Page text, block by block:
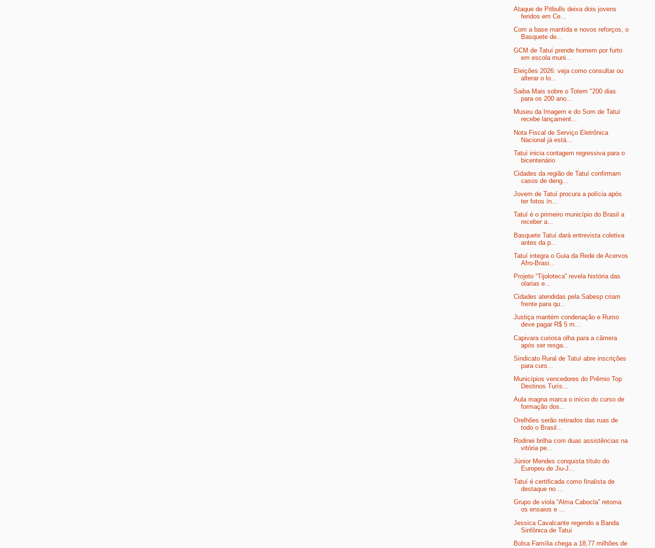
Ataque de Pitbulls deixa dois jovens
feridos em Ce...
Com a base mantida e novos reforços, o
Basquete de...
GCM de Tatuí prende homem por furto
em escola muni...
Eleições 2026: veja como consultar ou
alterar o lo...
Saiba Mais sobre o Totem "200 dias
para os 200 ano...
Museu da Imagem e do Som de Tatuí
recebe lançament...
Nota Fiscal de Serviço Eletrônica
Nacional já está...
Tatuí inicia contagem regressiva para o
bicentenário
Cidades da região de Tatuí confirmam
casos de deng...
Jovem de Tatuí procura a polícia após
ter fotos ín...
Tatuí é o primeiro município do Brasil a
receber a...
Basquete Tatuí dará entrevista coletiva
antes da p...
Tatuí integra o Guia da Rede de Acervos
Afro-Brasi...
Projeto “Tijoloteca” revela história das
olarias e...
Cidades atendidas pela Sabesp criam
frente para qu...
Justiça mantém condenação e Rumo
deve pagar R$ 5 m...
Capivara curiosa olha para a câmera
após ser resga...
Sindicato Rural de Tatuí abre inscrições
para curs...
Municípios vencedores do Prêmio Top
Destinos Turís...
Aula magna marca o início do curso de
formação dos...
Orelhões serão retirados das ruas de
todo o Brasil...
Rodinei brilha com duas assistências na
vitória pe...
Júnior Mendes conquista título do
Europeu de Jiu-J...
Tatuí é certificada como finalista de
destaque no ...
Grupo de viola “Alma Cabocla” retoma
os ensaios e ...
Jessica Cavalcante regendo a Banda
Sinfônica de Tatuí
Bolsa Família chega a 18,77 milhões de